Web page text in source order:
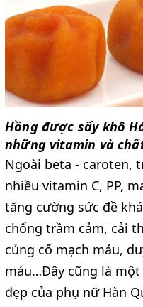
Hồng được sấy khô
những vitamin và
Ngoài beta - caroten,
nhiều vitamin C, PP,
tăng cường sức đề
chống trầm cảm, cải
củng cố mạch máu,
máu…Đây cũng là
đẹp của phụ nữ Hàn